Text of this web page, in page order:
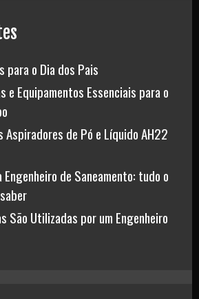
para o Dia dos Pais
e Equipamentos Essenciais para o
Aspiradores de Pó e Líquido AH22
de Saneamento: tudo o
São Utilizadas por um Engenheiro